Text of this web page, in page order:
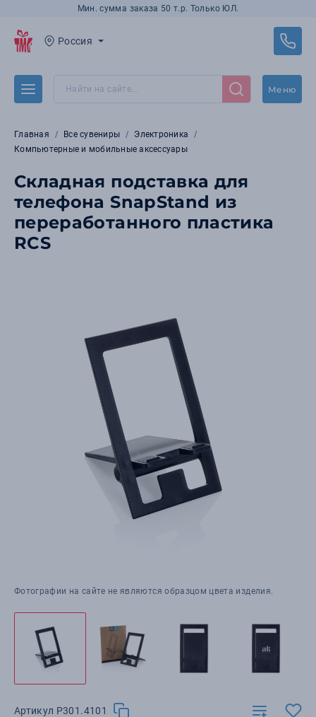
Мин. сумма заказа 50 т.р. Только ЮЛ.
Россия
Меню
Главная Все сувениры
Электроника
Компьютерные и мобильные аксессуары
Складная подставка для
телефона SnapStand из
переработанного пластика
RCS
Фотографии на сайте не являются образцом цвета изделия.
Артикул P301.4101